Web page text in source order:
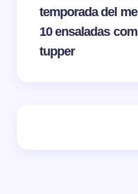
temporada del
10 ensaladas
tupper